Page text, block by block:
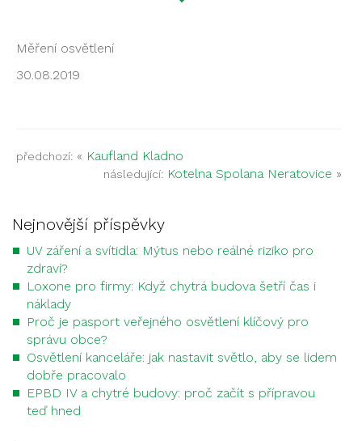
Měření osvětlení
30.08.2019
předchozí: « Kaufland Kladno
následující: Kotelna Spolana Neratovice »
Nejnovější příspěvky
UV záření a svítidla: Mýtus nebo reálné riziko pro
zdraví?
Loxone pro firmy: Když chytrá budova šetří čas i
náklady
Proč je pasport veřejného osvětlení klíčový pro
správu obce?
Osvětlení kanceláře: jak nastavit světlo, aby se lidem
dobře pracovalo
EPBD IV a chytré budovy: proč začít s přípravou
teď hned